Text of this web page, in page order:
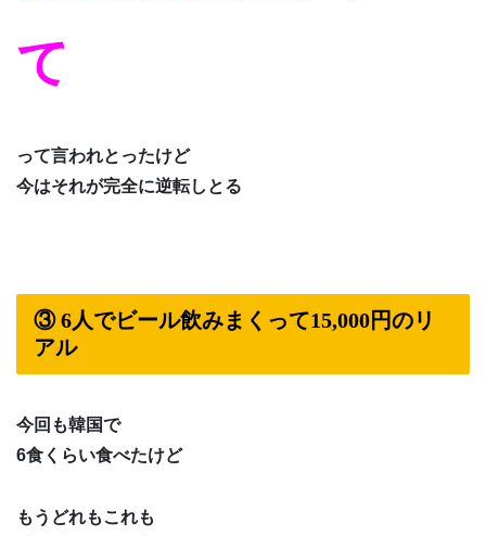
て
って言われとったけど
今はそれが完全に逆転しとる
③ 6人でビール飲みまくって15,000円のリ
アル
今回も韓国で
6食くらい食べたけど
もうどれもこれも